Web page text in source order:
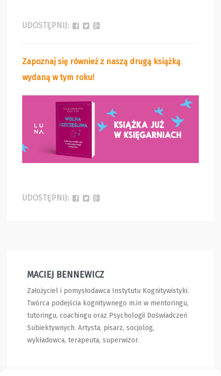
UDOSTĘPNIJ:
Zapoznaj się również z naszą drugą książką
wydaną w tym roku!
UDOSTĘPNIJ:
MACIEJ BENNEWICZ
Założyciel i pomysłodawca Instytutu Kognitywistyki.
Twórca podejścia kognitywnego m.in w mentoringu,
tutoringu, coachingu oraz Psychologii Doświadczeń
Subiektywnych. Artysta, pisarz, socjolog,
wykładowca, terapeuta, superwizor.